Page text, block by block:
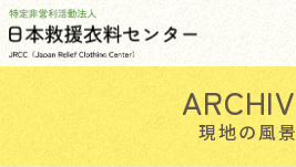
現地の風景